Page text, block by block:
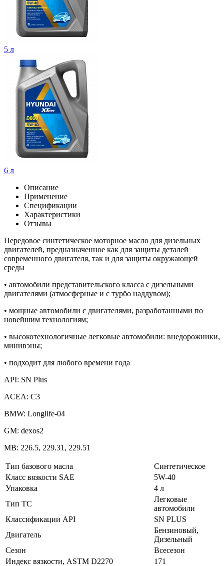
5 л
6 л
Описание
Применение
Спецификации
Характеристики
Отзывы
Передовое синтетическое моторное масло для дизельных
двигателей, предназначенное как для защиты деталей
современного двигателя, так и для защиты окружающей
среды
• автомобили представительского класса с дизельными
двигателями (атмосферные и с турбо наддувом);
• мощные автомобили с двигателями, разработанными по
новейшим технологиям;
• высокотехнологичные легковые автомобили: внедорожники,
минивэны;
• подходит для любого времени года
API: SN Plus
ACEA: C3
BMW: Longlife-04
GM: dexos2
MB: 226.5, 229.31, 229.51
Тип базового масла
Синтетическое
Класс вязкости SAE
5W-40
Упаковка
4 л
Тип ТС
Легковые
автомобили
Классификации API
SN PLUS
Двигатель
Бензиновый,
Дизельный
Сезон
Всесезон
Индекс вязкости, ASTM D2270
171